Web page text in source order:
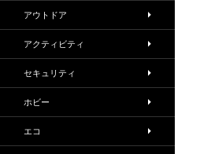
アウトドア
アクティビティ
セキュリティ
ホビー
エコ